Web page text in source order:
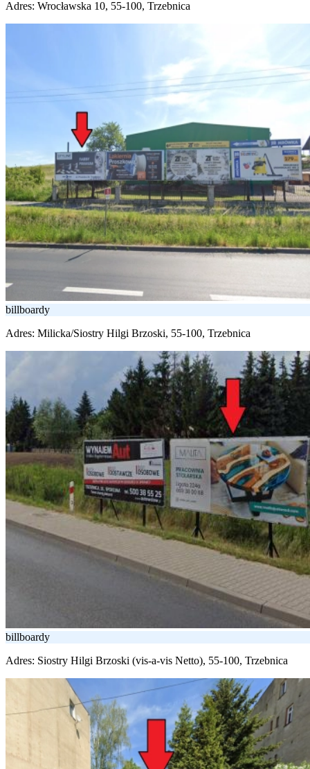
Adres: Wrocławska 10, 55-100, Trzebnica
billboardy
Adres: Milicka/Siostry Hilgi Brzoski, 55-100, Trzebnica
billboardy
Adres: Siostry Hilgi Brzoski (vis-a-vis Netto), 55-100, Trzebnica